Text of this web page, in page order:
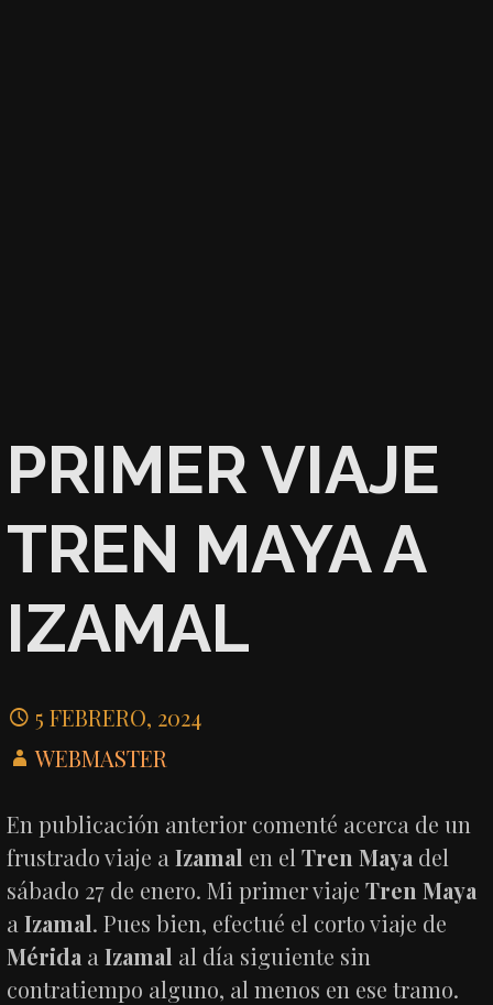
PRIMER VIAJE
TREN MAYA A
IZAMAL
5 FEBRERO, 2024
WEBMASTER
En publicación anterior comenté acerca de un
frustrado viaje aIzamal en elTren Maya del
sábado 27 de enero. Mi primer viajeTren Maya
aIzamal. Pues bien, efectué el corto viaje de
Mérida aIzamal al día siguiente sin
contratiempo alguno, al menos en ese tramo.